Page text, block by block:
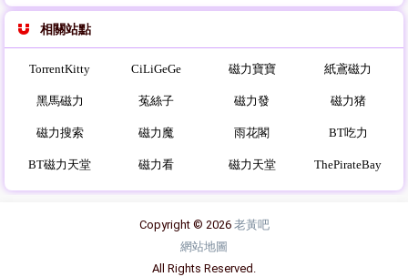
相關站點
TorrentKitty CiLiGeGe 磁力寶寶 紙鳶磁力
黑馬磁力 菟絲子 磁力發 磁力猪
磁力搜索 磁力魔 雨花閣 BT吃力
BT磁力天堂 磁力看 磁力天堂 ThePirateBay
Copyright © 2026 老黃吧
網站地圖
All Rights Reserved.